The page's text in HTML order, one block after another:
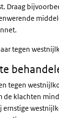
Draag
tegen
tegen
klachten